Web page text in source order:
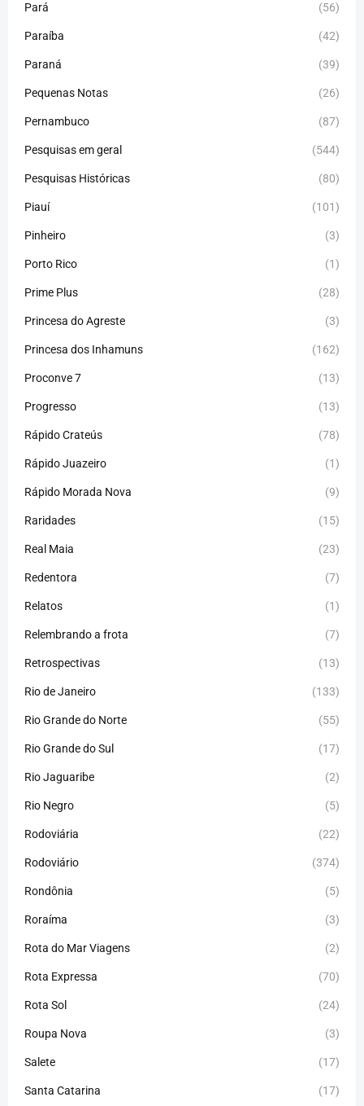
Pará (56)
Paraíba (42)
Paraná (39)
Pequenas Notas (26)
Pernambuco (87)
Pesquisas em geral (544)
Pesquisas Históricas (80)
Piauí (101)
Pinheiro (3)
Porto Rico (1)
Prime Plus (28)
Princesa do Agreste (3)
Princesa dos Inhamuns (162)
Proconve 7 (13)
Progresso (13)
Rápido Crateús (78)
Rápido Juazeiro (1)
Rápido Morada Nova (9)
Raridades (15)
Real Maia (23)
Redentora (7)
Relatos (1)
Relembrando a frota (7)
Retrospectivas (13)
Rio de Janeiro (133)
Rio Grande do Norte (55)
Rio Grande do Sul (17)
Rio Jaguaribe (2)
Rio Negro (5)
Rodoviária (22)
Rodoviário (374)
Rondônia (5)
Roraíma (3)
Rota do Mar Viagens (2)
Rota Expressa (70)
Rota Sol (24)
Roupa Nova (3)
Salete (17)
Santa Catarina (17)